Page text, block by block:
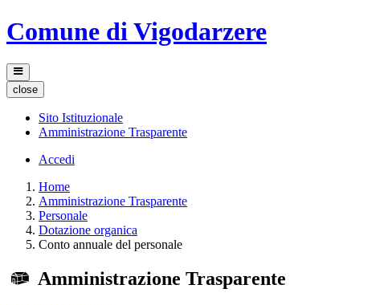
Comune di Vigodarzere
close
Sito Istituzionale
Amministrazione Trasparente
Accedi
Home
Amministrazione Trasparente
Personale
Dotazione organica
Conto annuale del personale
Amministrazione Trasparente